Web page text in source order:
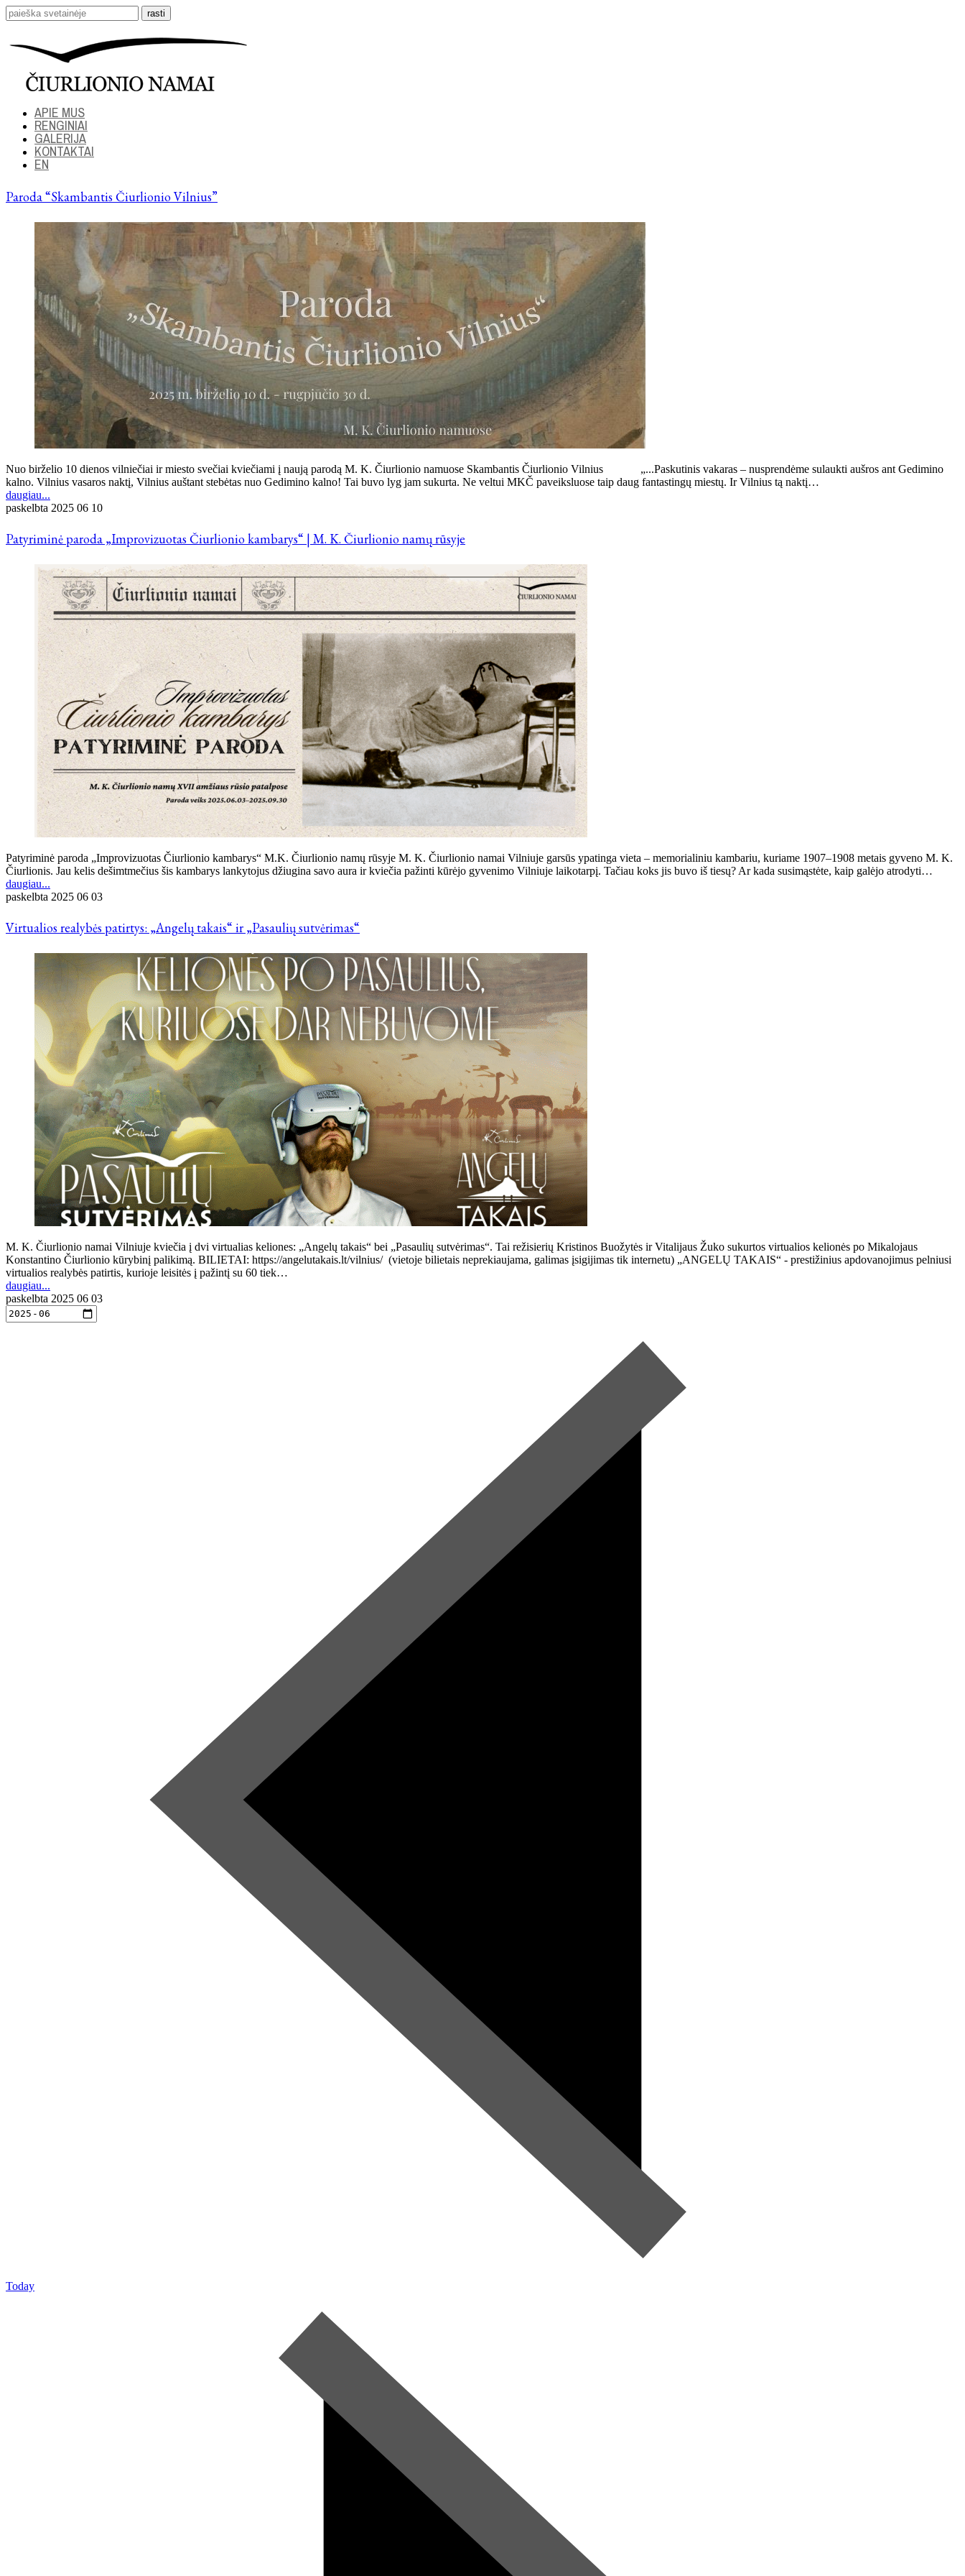
APIE MUS
RENGINIAI
GALERIJA
KONTAKTAI
EN
Paroda “Skambantis Čiurlionio Vilnius”
Nuo birželio 10 dienos vilniečiai ir miesto svečiai kviečiami į naują parodą M. K. Čiurlionio namuose Skambantis Čiurlionio Vilnius „...Paskutinis vakaras – nusprendėme sulaukti aušros ant Gedimino
kalno. Vilnius vasaros naktį, Vilnius auštant stebėtas nuo Gedimino kalno! Tai buvo lyg jam sukurta. Ne veltui MKČ paveiksluose taip daug fantastingų miestų. Ir Vilnius tą naktį…
daugiau...
paskelbta 2025 06 10
Patyriminė paroda „Improvizuotas Čiurlionio kambarys“ | M. K. Čiurlionio namų rūsyje
Patyriminė paroda „Improvizuotas Čiurlionio kambarys“ M.K. Čiurlionio namų rūsyje M. K. Čiurlionio namai Vilniuje garsūs ypatinga vieta – memorialiniu kambariu, kuriame 1907–1908 metais gyveno M. K.
Čiurlionis. Jau kelis dešimtmečius šis kambarys lankytojus džiugina savo aura ir kviečia pažinti kūrėjo gyvenimo Vilniuje laikotarpį. Tačiau koks jis buvo iš tiesų? Ar kada susimąstėte, kaip galėjo atrodyti…
daugiau...
paskelbta 2025 06 03
Virtualios realybės patirtys: „Angelų takais“ ir „Pasaulių sutvėrimas“
M. K. Čiurlionio namai Vilniuje kviečia į dvi virtualias keliones: „Angelų takais“ bei „Pasaulių sutvėrimas“. Tai režisierių Kristinos Buožytės ir Vitalijaus Žuko sukurtos virtualios kelionės po Mikalojaus
Konstantino Čiurlionio kūrybinį palikimą. BILIETAI: https://angelutakais.lt/vilnius/ (vietoje bilietais neprekiaujama, galimas įsigijimas tik internetu) „ANGELŲ TAKAIS“ - prestižinius apdovanojimus pelniusi
virtualios realybės patirtis, kurioje leisitės į pažintį su 60 tiek…
daugiau...
paskelbta 2025 06 03
Today